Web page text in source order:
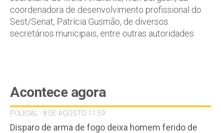
coordenadora de desenvolvimento profissional do
Sest/Senat, Patrícia Gusmão, de diversos
secretários municipais, entre outras autoridades.
Acontece agora
POLICIAL - 8 DE AGOSTO 11:59
Disparo de arma de fogo deixa homem ferido de